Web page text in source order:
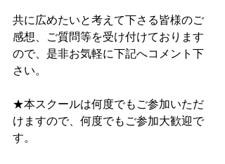
共に広めたいと考えて下さる皆様のご
感想、ご質問等を受け付けております
ので、是非お気軽に下記へコメント下
さい。
★本スクールは何度でもご参加いただ
けますので、何度でもご参加大歓迎で
す。